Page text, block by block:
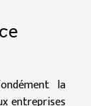
la
entreprises